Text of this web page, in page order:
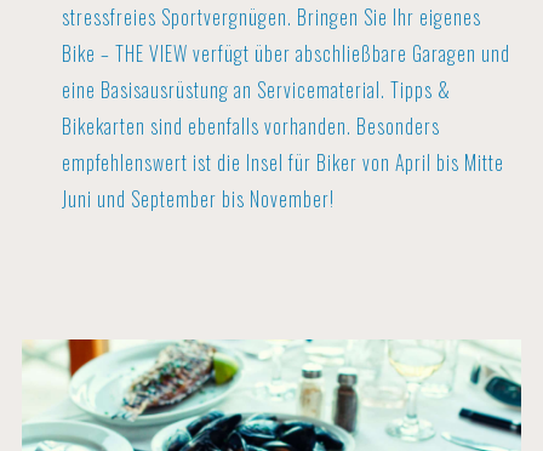
stressfreies Sportvergnügen. Bringen Sie Ihr eigenes
Bike – THE VIEW verfügt über abschließbare Garagen und
eine Basisausrüstung an Servicematerial. Tipps &
Bikekarten sind ebenfalls vorhanden. Besonders
empfehlenswert ist die Insel für Biker von April bis Mitte
Juni und September bis November!